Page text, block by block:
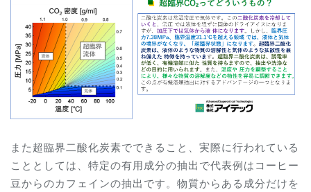
また超臨界二酸化炭素でできること、実際に行われている
こととしては、特定の有用成分の抽出で代表例はコーヒー
豆からのカフェインの抽出です。物質からある成分だけを